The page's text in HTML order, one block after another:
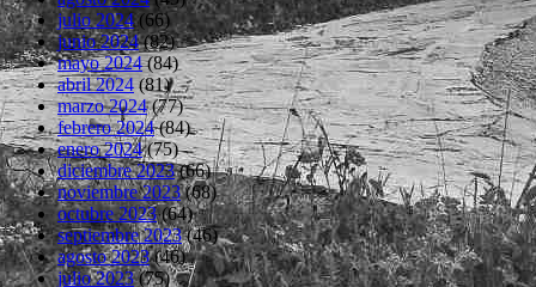
julio 2024(66)
junio 2024(82)
mayo 2024(84)
abril 2024(81)
marzo 2024(77)
febrero 2024(84)
enero 2024(75)
diciembre 2023(66)
noviembre 2023(68)
octubre 2023(64)
septiembre 2023(46)
agosto 2023(46)
julio 2023(75)